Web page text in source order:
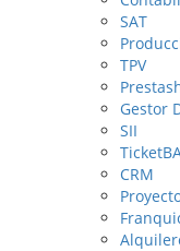
SAT
TPV
Gestor
SII
CRM